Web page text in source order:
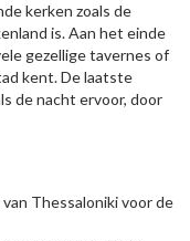
kerken zoals de
is. Aan het einde
gezellige tavernes of
kent. De laatste
de nacht ervoor, door
Thessaloniki voor de